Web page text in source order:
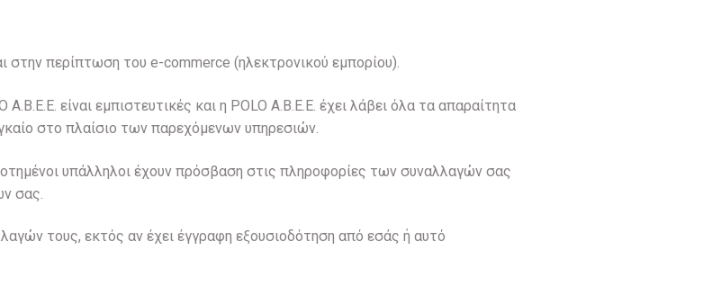
στην περίπτωση του e-commerce (ηλεκτρονικού εμπορίου).
είναι εμπιστευτικές και η POLO A.B.E.E. έχει λάβει όλα τα απαραίτητα
στο πλαίσιο των παρεχόμενων υπηρεσιών.
υπάλληλοι έχουν πρόσβαση στις πληροφορίες των συναλλαγών σας
σας.
τους, εκτός αν έχει έγγραφη εξουσιοδότηση από εσάς ή αυτό